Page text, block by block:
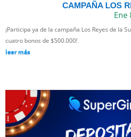
CAMPAÑA LOS
Ene
¡Participa ya de la campaña Los Reyes de la
cuatro bonos de $500.000!
leer más